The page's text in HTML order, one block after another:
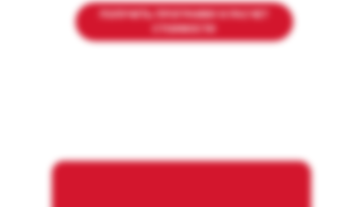
ПОЛУЧИТЬ ПРОГРАММУ И РАСЧЕТ